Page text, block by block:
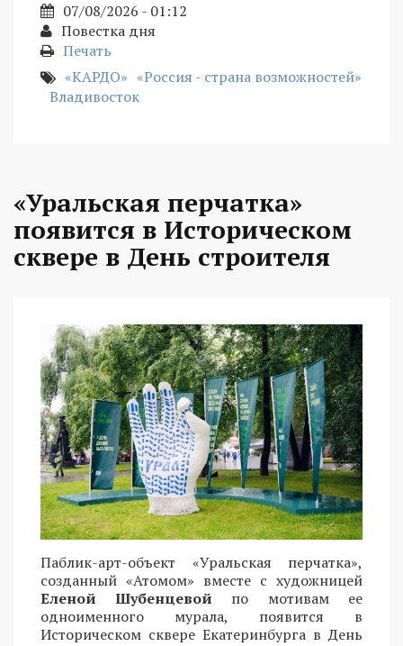
07/08/2026 - 01:12
Повестка дня
Печать
«КАРДО» «Россия - страна возможностей»
Владивосток
«Уральская перчатка»
появится в Историческом
сквере в День строителя
Паблик-арт-объект «Уральская перчатка»,
созданный «Атомом» вместе с художницей
Еленой Шубенцевой по мотивам ее
одноименного мурала, появится в
Историческом сквере Екатеринбурга в День